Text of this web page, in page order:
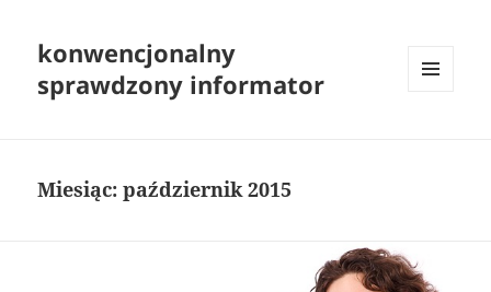
konwencjonalny
sprawdzony informator
Miesiąc:październik 2015